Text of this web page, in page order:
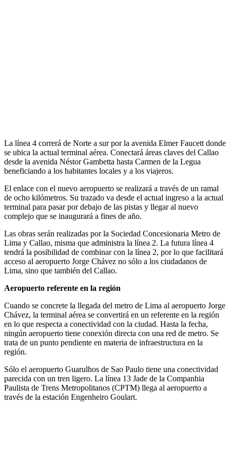
La línea 4 correrá de Norte a sur por la avenida Elmer Faucett donde
se ubica la actual terminal aérea. Conectará áreas claves del Callao
desde la avenida Néstor Gambetta hasta Carmen de la Legua
beneficiando a los habitantes locales y a los viajeros.
El enlace con el nuevo aeropuerto se realizará a través de un ramal
de ocho kilómetros. Su trazado va desde el actual ingreso a la actual
terminal para pasar por debajo de las pistas y llegar al nuevo
complejo que se inaugurará a fines de año.
Las obras serán realizadas por la Sociedad Concesionaria Metro de
Lima y Callao, misma que administra la línea 2. La futura línea 4
tendrá la posibilidad de combinar con la línea 2, por lo que facilitará
acceso al aeropuerto Jorge Chávez no sólo a los ciudadanos de
Lima, sino que también del Callao.
Aeropuerto referente en la región
Cuando se concrete la llegada del metro de Lima al aeropuerto Jorge
Chávez, la terminal aérea se convertirá en un referente en la región
en lo que respecta a conectividad con la ciudad. Hasta la fecha,
ningún aeropuerto tiene conexión directa con una red de metro. Se
trata de un punto pendiente en materia de infraestructura en la
región.
Sólo el aeropuerto Guarulhos de Sao Paulo tiene una conectividad
parecida con un tren ligero. La línea 13 Jade de la Companhia
Paulista de Trens Metropolitanos (CPTM) llega al aeropuerto a
través de la estación Engenheiro Goulart.